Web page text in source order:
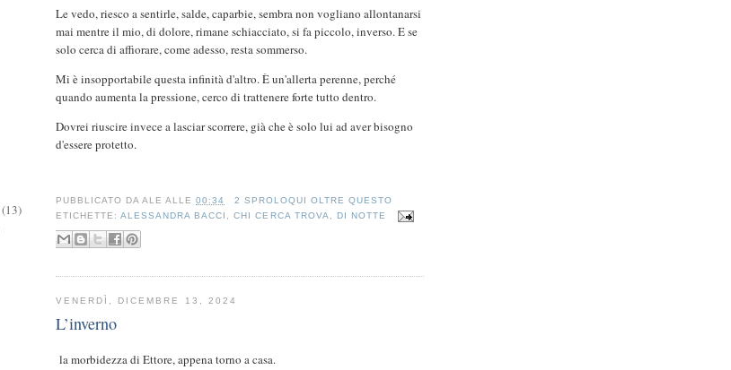
Le vedo, riesco a sentirle, salde, caparbie, sembra non vogliano allontanarsi
mai mentre il mio, di dolore, rimane schiacciato, si fa piccolo, inverso. E se
solo cerca di affiorare, come adesso, resta sommerso.
Mi è insopportabile questa infinità d'altro. È un'allerta perenne, perché
quando aumenta la pressione, cerco di trattenere forte tutto dentro.
Dovrei riuscire invece a lasciar scorrere, già che è solo lui ad aver bisogno
d'essere protetto.
PUBBLICATO DAALE ALLE00:34
2 SPROLOQUI OLTRE QUESTO
ETICHETTE:ALESSANDRA BACCI ,CHI CERCA TROVA, DI NOTTE
VENERDÌ, DICEMBRE 13, 2024
L’inverno
la morbidezza di Ettore, appena torno a casa.
(13)